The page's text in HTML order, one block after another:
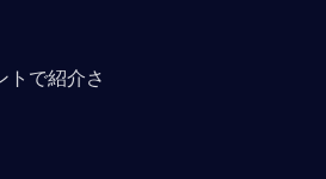
トで紹介さ